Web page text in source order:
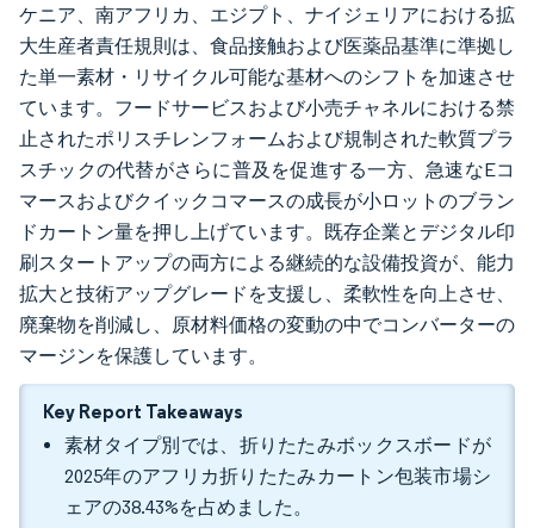
ケニア、南アフリカ、エジプト、ナイジェリアにおける拡
大生産者責任規則は、食品接触および医薬品基準に準拠し
た単一素材・リサイクル可能な基材へのシフトを加速させ
ています。フードサービスおよび小売チャネルにおける禁
止されたポリスチレンフォームおよび規制された軟質プラ
スチックの代替がさらに普及を促進する一方、急速なEコ
マースおよびクイックコマースの成長が小ロットのブラン
ドカートン量を押し上げています。既存企業とデジタル印
刷スタートアップの両方による継続的な設備投資が、能力
拡大と技術アップグレードを支援し、柔軟性を向上させ、
廃棄物を削減し、原材料価格の変動の中でコンバーターの
マージンを保護しています。
Key Report Takeaways
素材タイプ別では、折りたたみボックスボードが
2025年のアフリカ折りたたみカートン包装市場シ
ェアの38.43%を占めました。